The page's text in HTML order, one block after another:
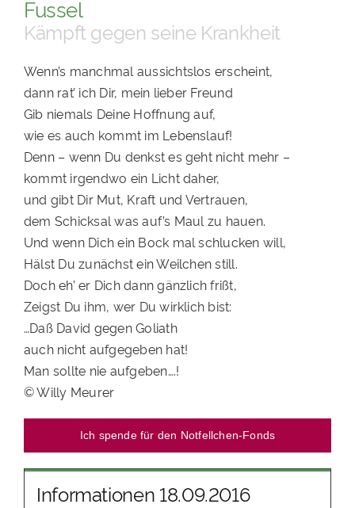
PATENSCHAFTEN
RATGEBER
Fussel
Kämpft gegen seine Krankheit
Wenn’s manchmal aussichtslos erscheint,
dann rat’ ich Dir, mein lieber Freund
Gib niemals Deine Hoffnung auf,
wie es auch kommt im Lebenslauf!
Denn – wenn Du denkst es geht nicht mehr –
kommt irgendwo ein Licht daher,
und gibt Dir Mut, Kraft und Vertrauen,
dem Schicksal was auf’s Maul zu hauen.
Und wenn Dich ein Bock mal schlucken will,
Hälst Du zunächst ein Weilchen still.
Doch eh’ er Dich dann gänzlich frißt,
Zeigst Du ihm, wer Du wirklich bist:
…Daß David gegen Goliath
auch nicht aufgegeben hat!
Man sollte nie aufgeben….!
© Willy Meurer
Ich spende für den Notfellchen-Fonds
Informationen 18.09.2016